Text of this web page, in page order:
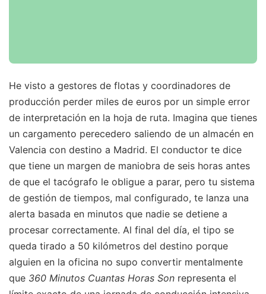
He visto a gestores de flotas y coordinadores de
producción perder miles de euros por un simple error
de interpretación en la hoja de ruta. Imagina que tienes
un cargamento perecedero saliendo de un almacén en
Valencia con destino a Madrid. El conductor te dice
que tiene un margen de maniobra de seis horas antes
de que el tacógrafo le obligue a parar, pero tu sistema
de gestión de tiempos, mal configurado, te lanza una
alerta basada en minutos que nadie se detiene a
procesar correctamente. Al final del día, el tipo se
queda tirado a 50 kilómetros del destino porque
alguien en la oficina no supo convertir mentalmente
que 360 Minutos Cuantas Horas Son representa el